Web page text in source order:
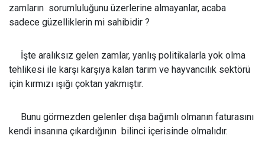
zamların sorumluluğunu üzerlerine almayanlar, acaba
sadece güzelliklerin mi sahibidir ?
İşte aralıksız gelen zamlar, yanlış politikalarla yok olma
tehlikesi ile karşı karşıya kalan tarım ve hayvancılık sektörü
için kırmızı ışığı çoktan yakmıştır.
Bunu görmezden gelenler dışa bağımlı olmanın faturasını
kendi insanına çıkardığının bilinci içerisinde olmalıdır.